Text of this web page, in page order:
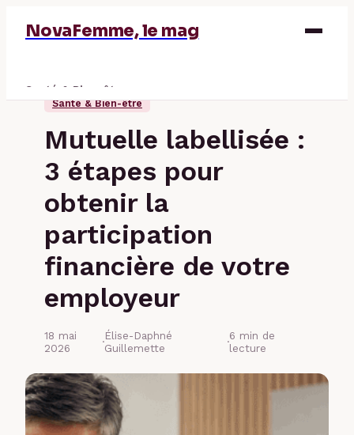
NovaFemme, le mag
Santé & Bien-être
Santé & Bien-être
Mutuelle labellisée :
3 étapes pour
obtenir la
participation
financière de votre
employeur
18 mai
2026
·Élise-Daphné
Guillemette
·6 min de
lecture